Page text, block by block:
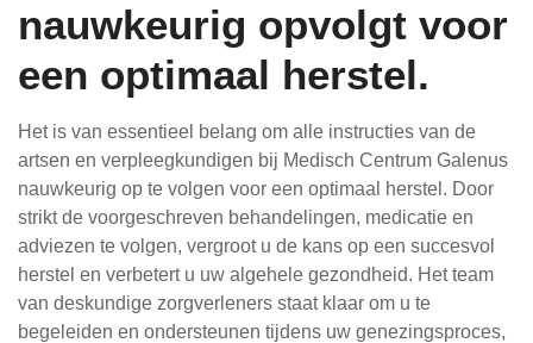
nauwkeurig opvolgt voor
een optimaal herstel.
Het is van essentieel belang om alle instructies van de
artsen en verpleegkundigen bij Medisch Centrum Galenus
nauwkeurig op te volgen voor een optimaal herstel. Door
strikt de voorgeschreven behandelingen, medicatie en
adviezen te volgen, vergroot u de kans op een succesvol
herstel en verbetert u uw algehele gezondheid. Het team
van deskundige zorgverleners staat klaar om u te
begeleiden en ondersteunen tijdens uw genezingsproces,